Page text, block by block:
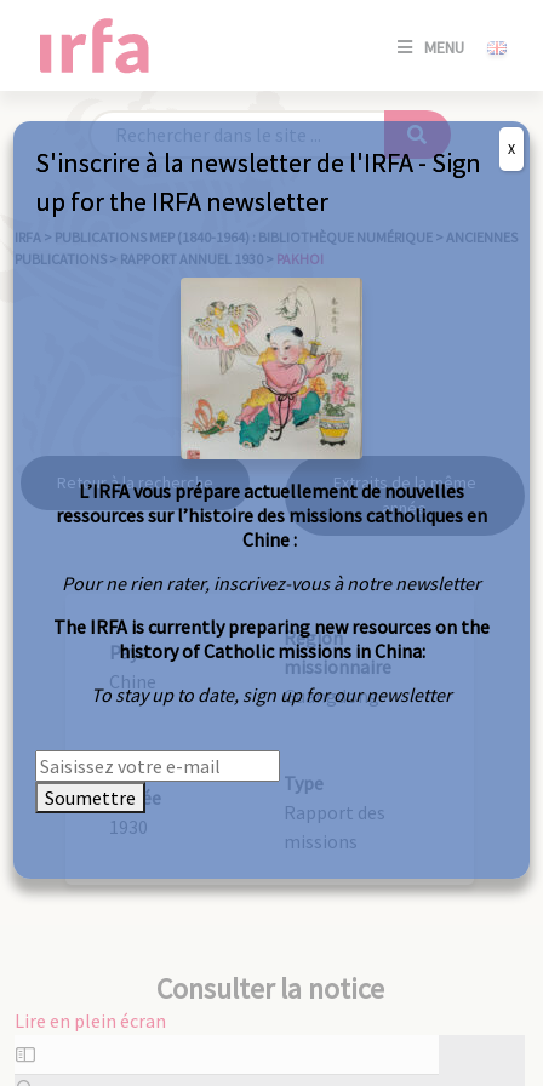
MENU
SE
/
IRFA > PUBLICATIONS MEP (1840-1964) : BIBLIOTHÈQUE NUMÉRIQUE > ANCIENNES
PUBLICATIONS > RAPPORT ANNUEL 1930 > PAKHOI
Pakhoi
Retour à la recherche
Extraits de la même
année
Pays
Chine
Région
missionnaire
Guangdong
Année
1930
Type
Rapport des
missions
Consulter la notice
Lire en plein écran
Aller
au
S'inscrire à la newsletter de l'IRFA - Sign
up for the IRFA newsletter
L’IRFA vous prépare actuellement de nouvelles
ressources sur l’histoire des missions catholiques en
Chine :
Pour ne rien rater, inscrivez-vous à notre newsletter
The IRFA is currently preparing new resources on the
history of Catholic missions in China:
To stay up to date, sign up for our newsletter
Soumettre
X